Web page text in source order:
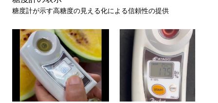
糖度計が示す高糖度の見える化による信頼性の提供